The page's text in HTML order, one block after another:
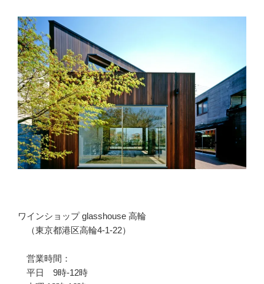
ワインショップ glasshouse 高輪
（東京都港区高輪4-1-22）
営業時間：
平日 9時-12時